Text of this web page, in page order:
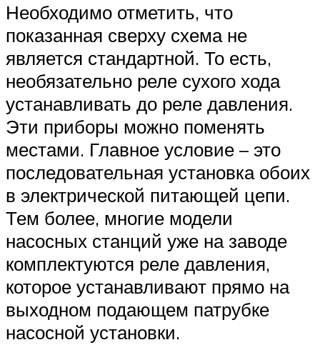
Необходимо отметить, что
показанная сверху схема не
является стандартной. То есть,
необязательно реле сухого хода
устанавливать до реле давления.
Эти приборы можно поменять
местами. Главное условие – это
последовательная установка обоих
в электрической питающей цепи.
Тем более, многие модели
насосных станций уже на заводе
комплектуются реле давления,
которое устанавливают прямо на
выходном подающем патрубке
насосной установки.